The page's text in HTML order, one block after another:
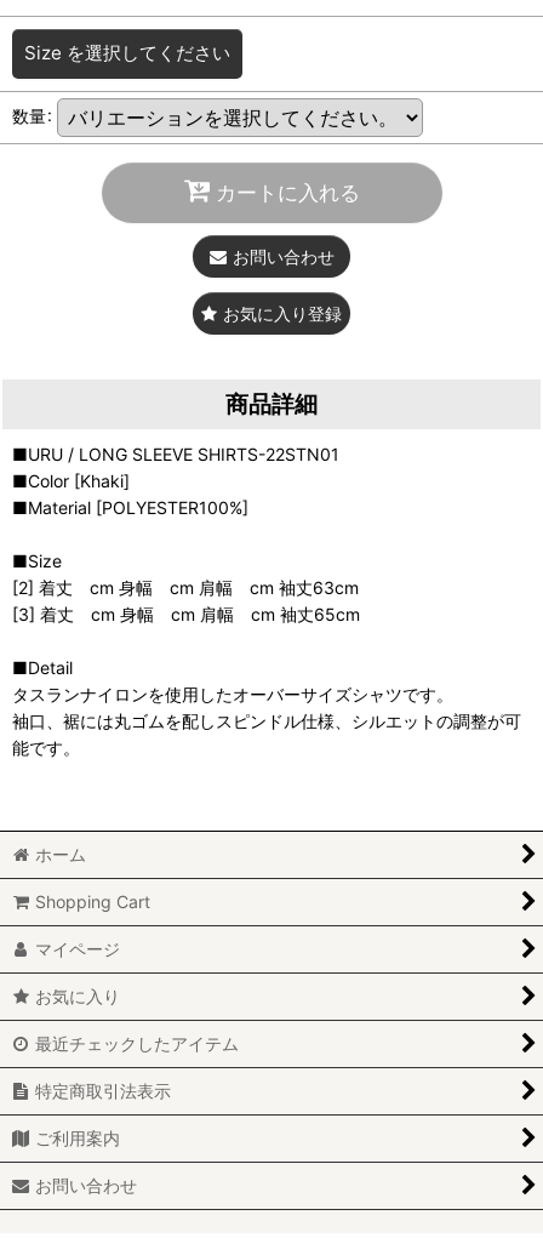
Size を選択してください
数量:
カートに入れる
お問い合わせ
お気に入り登録
商品詳細
■URU / LONG SLEEVE SHIRTS-22STN01
■Color [Khaki]
■Material [POLYESTER100%]
■Size
[2] 着丈 cm 身幅 cm 肩幅 cm 袖丈63cm
[3] 着丈 cm 身幅 cm 肩幅 cm 袖丈65cm
■Detail
タスランナイロンを使⽤したオーバーサイズシャツです。
袖⼝、裾には丸ゴムを配しスピンドル仕様、シルエットの調整が可
能です。
ホーム
Shopping Cart
マイページ
お気に入り
最近チェックしたアイテム
特定商取引法表示
ご利用案内
お問い合わせ